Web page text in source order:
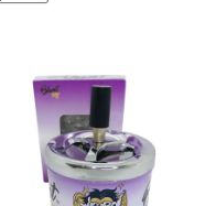
CNI031-
CENICERO
GIRATORIO
cantidad